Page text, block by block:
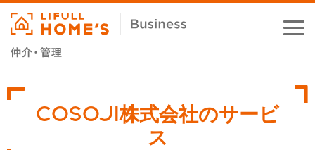
業務支援サービス
COSOJI株式会社のサービ
ス